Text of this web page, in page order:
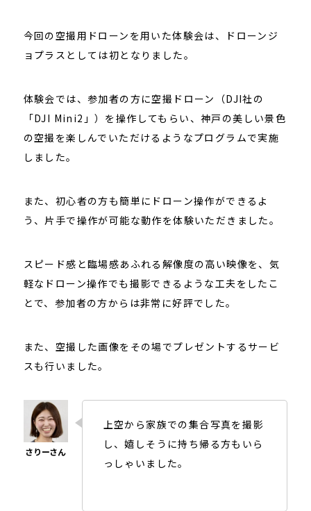
今回の空撮用ドローンを用いた体験会は、ドローンジ
ョプラスとしては初となりました。
体験会では、参加者の方に空撮ドローン（DJI社の
「DJI Mini2」）を操作してもらい、神戸の美しい景色
の空撮を楽しんでいただけるようなプログラムで実施
しました。
また、初心者の方も簡単にドローン操作ができるよ
う、片手で操作が可能な動作を体験いただきました。
スピード感と臨場感あふれる解像度の高い映像を、気
軽なドローン操作でも撮影できるような工夫をしたこ
とで、参加者の方からは非常に好評でした。
また、空撮した画像をその場でプレゼントするサービ
スも行いました。
上空から家族での集合写真を撮影
し、嬉しそうに持ち帰る方もいら
っしゃいました。